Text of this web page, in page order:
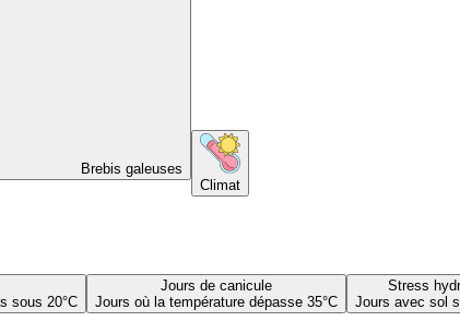
Brebis galeuses
Climat
sous 20°C
Jours de canicule
Jours où la température dépasse 35°C
Stress
Jours avec sol